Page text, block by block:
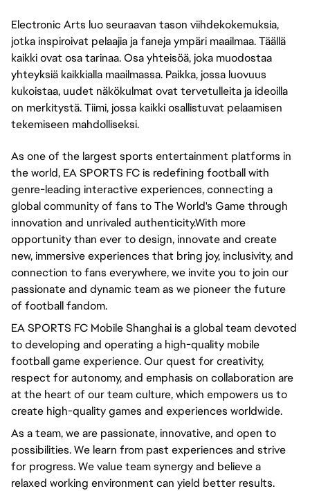
Electronic Arts luo seuraavan tason viihdekokemuksia,
jotka inspiroivat pelaajia ja faneja ympäri maailmaa. Täällä
kaikki ovat osa tarinaa. Osa yhteisöä, joka muodostaa
yhteyksiä kaikkialla maailmassa. Paikka, jossa luovuus
kukoistaa, uudet näkökulmat ovat tervetulleita ja ideoilla
on merkitystä. Tiimi, jossa kaikki osallistuvat pelaamisen
tekemiseen mahdolliseksi.
As one of the largest sports entertainment platforms in
the world, EA SPORTS FC is redefining football with
genre-leading interactive experiences, connecting a
global community of fans to The World's Game through
innovation and unrivaled authenticity.With more
opportunity than ever to design, innovate and create
new, immersive experiences that bring joy, inclusivity, and
connection to fans everywhere, we invite you to join our
passionate and dynamic team as we pioneer the future
of football fandom.
EA SPORTS FC Mobile Shanghai is a global team devoted
to developing and operating a high-quality mobile
football game experience. Our quest for creativity,
respect for autonomy, and emphasis on collaboration are
at the heart of our team culture, which empowers us to
create high-quality games and experiences worldwide.
As a team, we are passionate, innovative, and open to
possibilities. We learn from past experiences and strive
for progress. We value team synergy and believe a
relaxed working environment can yield better results.